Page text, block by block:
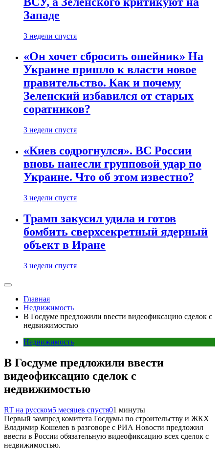
Западе
3 недели спустя
«Он хочет сбросить ошейник» На
Украине пришло к власти новое
правительство. Как и почему
Зеленский избавился от старых
соратников?
3 недели спустя
«Киев содрогнулся». ВС России
вновь нанесли групповой удар по
Украине. Что об этом известно?
3 недели спустя
Трамп закусил удила и готов
бомбить сверхсекретный ядерный
объект в Иране
3 недели спустя
Главная
Недвижимость
В Госдуме предложили ввести видеофиксацию сделок с
недвижимостью
Недвижимость
В Госдуме предложили ввести
видеофиксацию сделок с
недвижимостью
RT на русском5 месяцев спустя01 минуты
Первый зампред комитета Госдумы по строительству и ЖКХ
Владимир Кошелев в разговоре с РИА Новости предложил
ввести в России обязательную видеофиксацию всех сделок с
недвижимостью.